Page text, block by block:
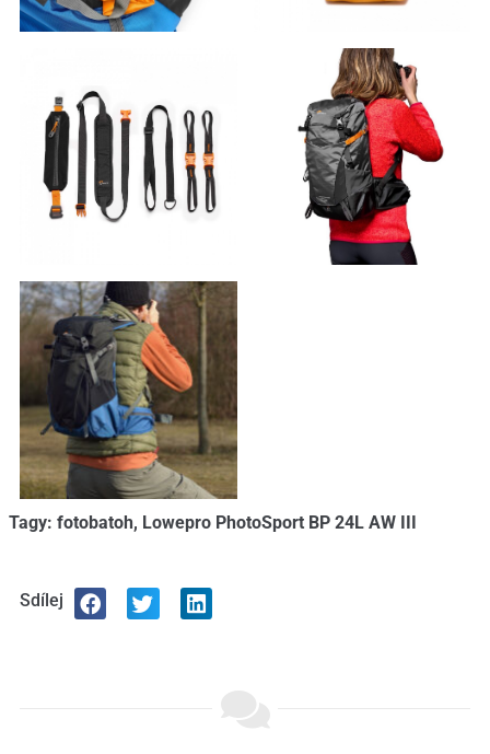
Tagy: fotobatoh, Lowepro PhotoSport BP 24L AW III
Sdílej